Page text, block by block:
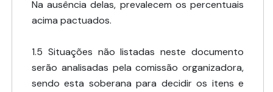
Na ausência delas, prevalecem os percentuais
acima pactuados.
1.5 Situações não listadas neste documento
serão analisadas pela comissão organizadora,
sendo esta soberana para decidir os itens e